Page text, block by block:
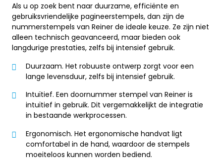
Als u op zoek bent naar duurzame, efficiënte en
gebruiksvriendelijke pagineerstempels, dan zijn de
nummerstempels van Reiner de ideale keuze. Ze zijn niet
alleen technisch geavanceerd, maar bieden ook
langdurige prestaties, zelfs bij intensief gebruik.
Duurzaam. Het robuuste ontwerp zorgt voor een
lange levensduur, zelfs bij intensief gebruik.
Intuïtief. Een doornummer stempel van Reiner is
intuïtief in gebruik. Dit vergemakkelijkt de integratie
in bestaande werkprocessen.
Ergonomisch. Het ergonomische handvat ligt
comfortabel in de hand, waardoor de stempels
moeiteloos kunnen worden bediend.